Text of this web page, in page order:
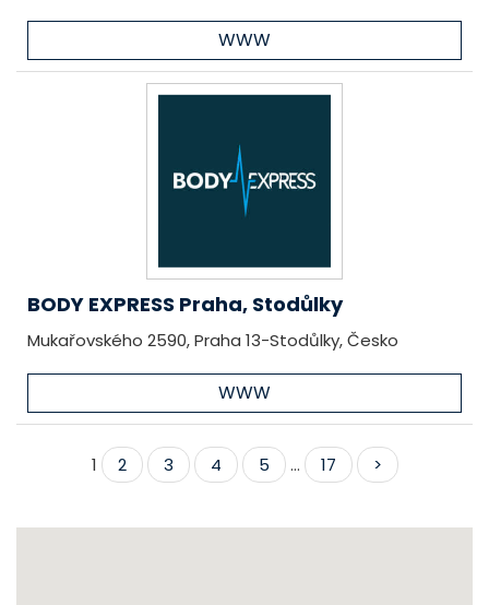
WWW
BODY EXPRESS Praha, Stodůlky
Mukařovského 2590, Praha 13-Stodůlky, Česko
WWW
1 2 3 4 5 ... 17 >